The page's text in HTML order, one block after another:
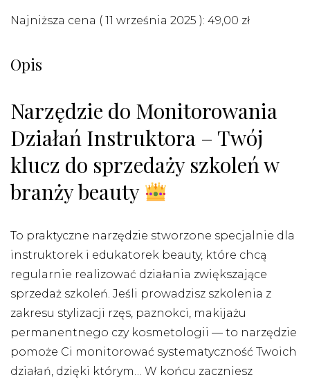
Najniższa cena ( 11 września 2025 ): 49,00 zł
Opis
Narzędzie do Monitorowania
Działań Instruktora – Twój
klucz do sprzedaży szkoleń w
branży beauty
To praktyczne narzędzie stworzone specjalnie dla
instruktorek i edukatorek beauty, które chcą
regularnie realizować działania zwiększające
sprzedaż szkoleń. Jeśli prowadzisz szkolenia z
zakresu stylizacji rzęs, paznokci, makijażu
permanentnego czy kosmetologii — to narzędzie
pomoże Ci monitorować systematyczność Twoich
działań, dzięki którym… W końcu zaczniesz